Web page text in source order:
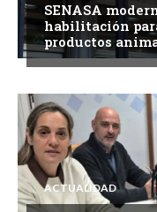
SENASA
habilitación
productos
ACTUALIDAD